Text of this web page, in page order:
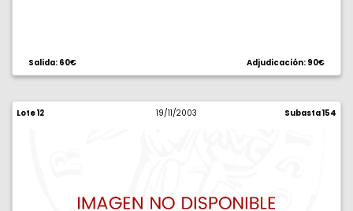
Salida: 60€ Adjudicación: 90€
Lote 12 19/11/2003 Subasta 154